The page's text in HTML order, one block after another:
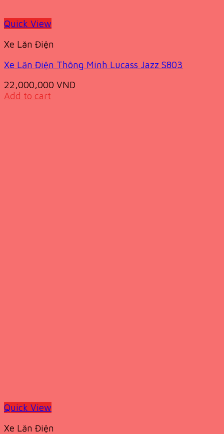
Quick View
Xe Lăn Điện
Xe Lăn Điện Thông Minh Lucass Jazz S803
22,000,000 VND
Add to cart
Quick View
Xe Lăn Điện